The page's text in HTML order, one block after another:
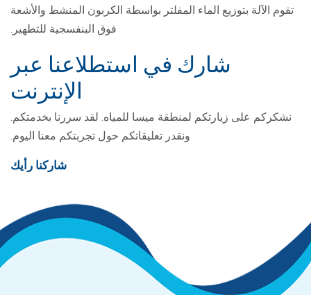
تقوم الآلة بتوزيع الماء المفلتر بواسطة الكربون المنشط والأشعة
فوق البنفسجية للتطهير.
شارك في استطلاعنا عبر
الإنترنت
نشكركم على زيارتكم لمنطقة ميسا للمياه. لقد سررنا بخدمتكم.
ونقدر تعليقاتكم حول تجربتكم معنا اليوم.
شاركنا رأيك